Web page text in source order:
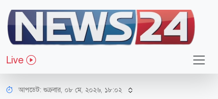
Live
জাতীয়
জ্বালানির কারণে নিত্যপণ্যের দাম বাড়ানো
গ্রহণযোগ্য নয়: বাণিজ্যমন্ত্রী
আপডেট: শুক্রবার, ০৮ মে, ২০২৬, ১৮:০২